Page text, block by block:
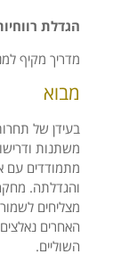
הגדלת
מדריך מקיף
מבוא
בעידן של
משתנות
מתמודדים עם
מצליחים
האחרים
השוליים.